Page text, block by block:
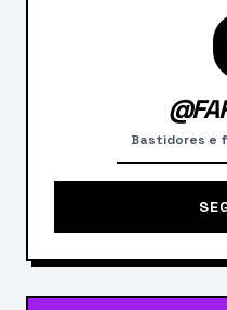
Bastidores e